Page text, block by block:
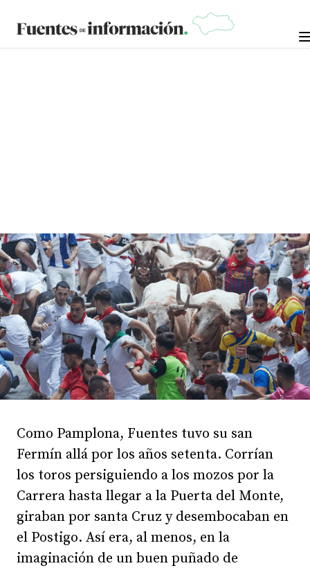
2024
Como Pamplona, Fuentes tuvo su san
Fermín allá por los años setenta. Corrían
los toros persiguiendo a los mozos por la
Carrera hasta llegar a la Puerta del Monte,
giraban por santa Cruz y desembocaban en
el Postigo. Así era, al menos, en la
imaginación de un buen puñado de